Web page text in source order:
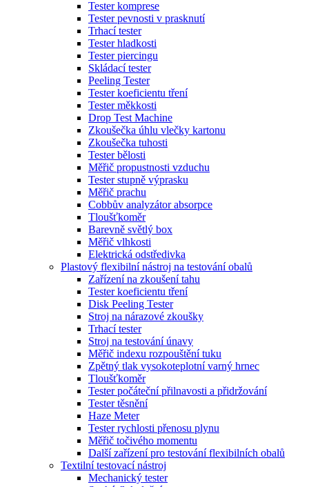
Tester komprese
Tester pevnosti v prasknutí
Trhací tester
Tester hladkosti
Tester piercingu
Skládací tester
Peeling Tester
Tester koeficientu tření
Tester měkkosti
Drop Test Machine
Zkoušečka úhlu vlečky kartonu
Zkoušečka tuhosti
Tester bělosti
Měřič propustnosti vzduchu
Tester stupně výprasku
Měřič prachu
Cobbův analyzátor absorpce
Tloušťkoměr
Barevně světlý box
Měřič vlhkosti
Elektrická odstředivka
Plastový flexibilní nástroj na testování obalů
Zařízení na zkoušení tahu
Tester koeficientu tření
Disk Peeling Tester
Stroj na nárazové zkoušky
Trhací tester
Stroj na testování únavy
Měřič indexu rozpouštění tuku
Zpětný tlak vysokoteplotní varný hrnec
Tloušťkoměr
Tester počáteční přilnavosti a přidržování
Tester těsnění
Haze Meter
Tester rychlosti přenosu plynu
Měřič točivého momentu
Další zařízení pro testování flexibilních obalů
Textilní testovací nástroj
Mechanický tester